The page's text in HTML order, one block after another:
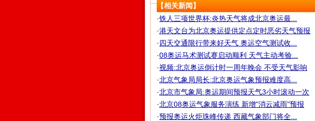
【相关新闻】
·铁人三项世界杯:炎热天气将成北京奥运最...
·港天文台为北京奥运提供定点定时恶劣天气预报
·四天交通限行带来好天气 奥运空气测试收...
·08奥运马术测试赛启动顺利 天气主动考验...
·视频:北京奥运倒计时一周年晚会 不受天气影响
·北京气象局局长:北京奥运气象预报难度高...
·北京市气象局:奥运期间预报天气3小时滚动一次
·北京08奥运气象服务演练 新增"消云减雨"预报
·预报奥运火炬珠峰传递 西藏气象部门将全...